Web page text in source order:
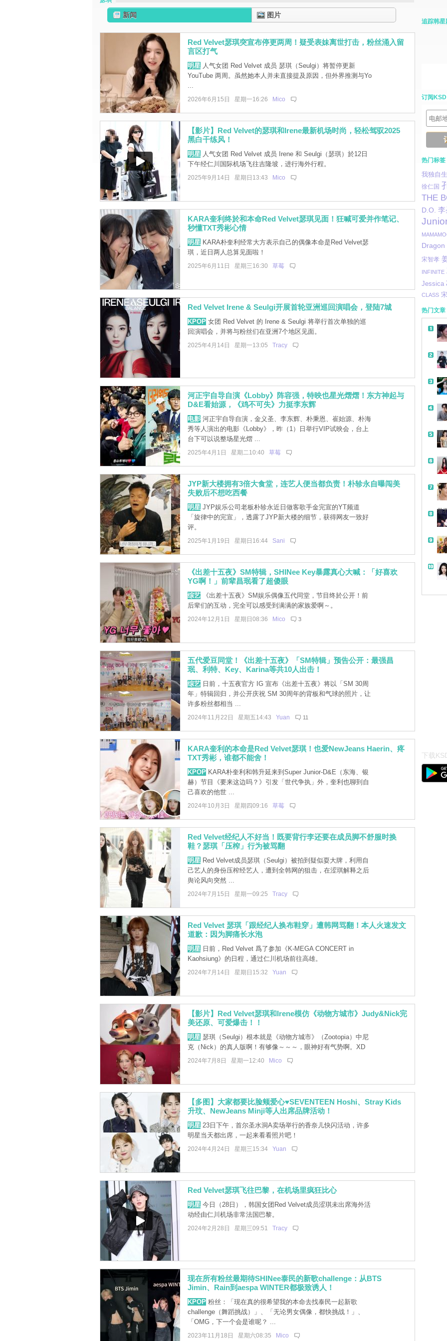
新闻 图片
Red Velvet瑟琪突宣布停更两周！疑受表妹离世打击，粉丝涌入留
言区打气
明星人气女团 Red Velvet 成员 瑟琪（Seulgi）将暂停更新
YouTube 两周。虽然她本人并未直接提及原因，但外界推测与Yo
...
2026年6月15日 星期一16:26 Mico
【影片】Red Velvet的瑟琪和Irene最新机场时尚，轻松驾驭2025
黑白干练风！
明星人气女团 Red Velvet 成员 Irene 和 Seulgi（瑟琪）於12日
下午经仁川国际机场飞往吉隆坡，进行海外行程。
2025年9月14日 星期日13:43 Mico
KARA奎利终於和本命Red Velvet瑟琪见面！狂喊可爱并作笔记、
秒懂TXT秀彬心情
明星KARA朴奎利经常大方表示自己的偶像本命是Red Velvet瑟
琪，近日两人总算见面啦！
2025年6月11日 星期三16:30 草莓
Red Velvet Irene & Seulgi开展首轮亚洲巡回演唱会，登陆7城
KPOP女团 Red Velvet 的 Irene & Seulgi 将举行首次单独的巡
回演唱会，并将与粉丝们在亚洲7个地区见面。
2025年4月14日 星期一13:05 Tracy
河正宇自导自演《Lobby》阵容强，特映也星光熠熠！东方神起与
D&E看始源，《鸡不可失》力挺李东辉
电影河正宇自导自演，金义圣、李东辉、朴秉恩、崔始源、朴海
秀等人演出的电影《Lobby》，昨（1）日举行VIP试映会，台上
台下可以说整场星光熠 ...
2025年4月1日 星期二10:40 草莓
JYP新大楼拥有3倍大食堂，连艺人便当都负责！朴轸永自曝闯美
失败后不想吃西餐
明星JYP娱乐公司老板朴轸永近日做客歌手金完宣的YT频道
「旋律中的完宣」，透露了JYP新大楼的细节，获得网友一致好
评。
2025年1月19日 星期日16:44 Sani
《出差十五夜》SM特辑，SHINee Key暴露真心大喊：「好喜欢
YG啊！」前辈昌珉看了超傻眼
综艺《出差十五夜》SM娱乐偶像五代同堂，节目终於公开！前
后辈们的互动，完全可以感受到满满的家族爱啊～。
2024年12月1日 星期日08:36 Mico 3
五代爱豆同堂！《出差十五夜》「SM特辑」预告公开：最强昌
珉、利特、Key、Karina等共10人出击！
综艺日前，十五夜官方 IG 宣布《出差十五夜》将以「SM 30周
年」特辑回归，并公开庆祝 SM 30周年的背板和气球的照片，让
许多粉丝都相当 ...
2024年11月22日 星期五14:43 Yuan 11
KARA奎利的本命是Red Velvet瑟琪！也爱NewJeans Haerin、疼
TXT秀彬，谁都不能舍！
KPOPKARA朴奎利和韩升延来到Super Junior-D&E（东海、银
赫）节目《要来这边吗？》引发「世代争执」外，奎利也聊到自
己喜欢的他世 ...
2024年10月3日 星期四09:16 草莓
Red Velvet经纪人不好当！既要背行李还要在成员脚不舒服时换
鞋？瑟琪「压榨」行为被骂翻
明星Red Velvet成员瑟琪（Seulgi）被拍到疑似耍大牌，利用自
己艺人的身份压榨经艺人，遭到全韩网的狙击，在涩琪解释之后
舆论风向突然 ...
2024年7月15日 星期一09:25 Tracy
Red Velvet 瑟琪「跟经纪人换布鞋穿」遭韩网骂翻！本人火速发文
道歉：因为脚痛长水泡
明星日前，Red Velvet 爲了参加《K-MEGA CONCERT in
Kaohsiung》的日程，通过仁川机场前往高雄。
2024年7月14日 星期日15:32 Yuan
【影片】Red Velvet瑟琪和Irene模仿《动物方城市》Judy&Nick完
美还原、可爱爆击！！
明星瑟琪（Seulgi）根本就是《动物方城市》（Zootopia）中尼
克（Nick）的真人版啊！有够像～～～，眼神好有气势啊。XD
2024年7月8日 星期一12:40 Mico
【多图】大家都要比脸颊爱心♥SEVENTEEN Hoshi、Stray Kids
升玟、NewJeans Minji等人出席品牌活动！
明星23日下午，首尔圣水洞A卖场举行的香奈儿快闪活动，许多
明星当天都出席，一起来看看照片吧！
2024年4月24日 星期三15:34 Yuan
Red Velvet瑟琪飞往巴黎，在机场里疯狂比心
明星今日（28日），韩国女团Red Velvet成员涩琪未出席海外活
动经由仁川机场非常法国巴黎。
2024年2月28日 星期三09:51 Tracy
现在所有粉丝最期待SHINee泰民的新歌challenge：从BTS
Jimin、Rain到aespa WINTER都极致诱人！
KPOP粉丝：「现在真的很希望我的本命去找泰民一起新歌
challenge（舞蹈挑战）」、「无论男女偶像，都快挑战！」、
「OMG，下一个会是谁呢？ ...
2023年11月18日 星期六08:35 Mico
追踪韩星
订阅KSD
热门标签
我独自
徐仁国
THE
D.O. 李
Dragon
宋智孝
INFINITE
Jessica
CLASS
热门文章
带
下载